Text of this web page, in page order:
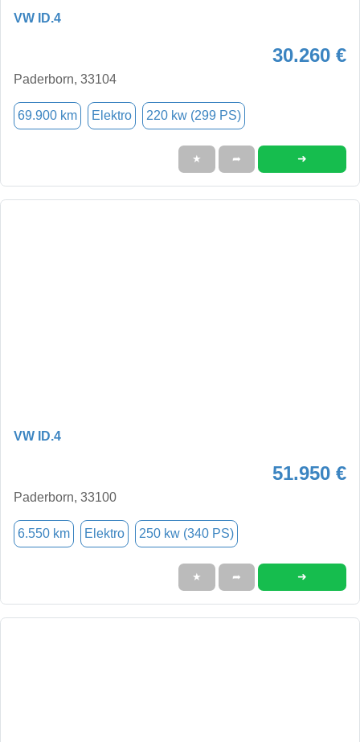
VW ID.4
30.260 €
Paderborn, 33104
69.900 km Elektro 220 kw (299 PS)
★ ➦ ➜
VW ID.4
51.950 €
Paderborn, 33100
6.550 km Elektro 250 kw (340 PS)
★ ➦ ➜